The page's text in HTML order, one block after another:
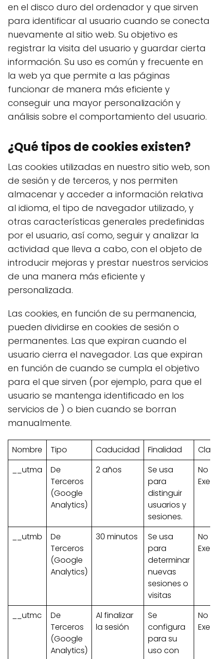
en el disco duro del ordenador y que sirven
para identificar al usuario cuando se conecta
nuevamente al sitio web. Su objetivo es
registrar la visita del usuario y guardar cierta
información. Su uso es común y frecuente en
la web ya que permite a las páginas
funcionar de manera más eficiente y
conseguir una mayor personalización y
análisis sobre el comportamiento del usuario.
¿Qué tipos de cookies existen?
Las cookies utilizadas en nuestro sitio web, son
de sesión y de terceros, y nos permiten
almacenar y acceder a información relativa
al idioma, el tipo de navegador utilizado, y
otras características generales predefinidas
por el usuario, así como, seguir y analizar la
actividad que lleva a cabo, con el objeto de
introducir mejoras y prestar nuestros servicios
de una manera más eficiente y
personalizada.
Las cookies, en función de su permanencia,
pueden dividirse en cookies de sesión o
permanentes. Las que expiran cuando el
usuario cierra el navegador. Las que expiran
en función de cuando se cumpla el objetivo
para el que sirven (por ejemplo, para que el
usuario se mantenga identificado en los
servicios de ) o bien cuando se borran
manualmente.
Nombre Tipo Caducidad Finalidad
__utma
De
Terceros
(Google
Analytics)
2 años
Se usa
para
distinguir
usuarios y
sesiones.
No
__utmb
De
Terceros
(Google
Analytics)
30 minutos
Se usa
para
determinar
nuevas
sesiones o
visitas
No
__utmc
De
Terceros
(Google
Analytics)
Al finalizar
la sesión
Se
configura
para su
uso con
No